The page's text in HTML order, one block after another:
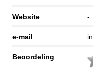
Website -
e-mail
Beoordeling